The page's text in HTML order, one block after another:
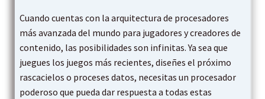
Cuando cuentas con la arquitectura de procesadores
más avanzada del mundo para jugadores y creadores de
contenido, las posibilidades son infinitas. Ya sea que
juegues los juegos más recientes, diseñes el próximo
rascacielos o proceses datos, necesitas un procesador
poderoso que pueda dar respuesta a todas estas